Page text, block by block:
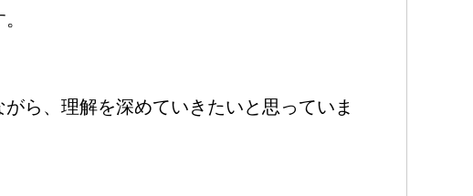
ら、理解を深めていきたいと思っていま